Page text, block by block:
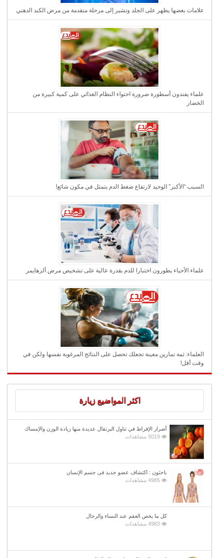
علامات بعضها يظهر على الجلد وتشير إلى مرحلة متقدمة من مرض الكبد الدهني
علماء يفندون أسطورة ضرورة احتواء النظام الغذائي على كمية كبيرة من
الخضار
السبب “الأكبر” الوحيد لارتفاع ضغط الدم يتمثل في مكون شائع!
علماء الأحياء يطورون اختبارا للدم بقدرة عالية على تشخيص مرض ألزهايمر
العلماء: ثمة تمارين معينة تجعلك تحصل على النتائج المرغوبة نفسها ولكن في
وقت أقل!
اكثر المواضيع زيارة
أضرار الإفراط في تناول البرتقال عديدة منها زيادة الوزن والإمساك
5019 مشاهدات
باحثون : اكتشاف عضو جديد فى جسم الإنسان
4985 مشاهدات
كل ما يخص العقم عند النساء والرجال
4983 مشاهدات